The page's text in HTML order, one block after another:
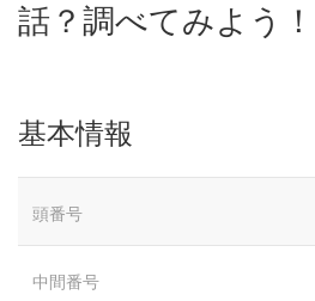
話？調べてみよう！
基本情報
頭番号
中間番号